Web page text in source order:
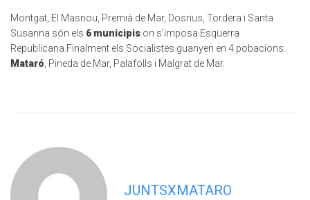
Montgat, El Masnou, Premià de Mar, Dosrius, Tordera i Santa
Susanna són els 6 municipis on s’imposa Esquerra
Republicana.Finalment els Socialistes guanyen en 4 pobacions:
Mataró , Pineda de Mar, Palafolls i Malgrat de Mar.
JUNTSXMATARO